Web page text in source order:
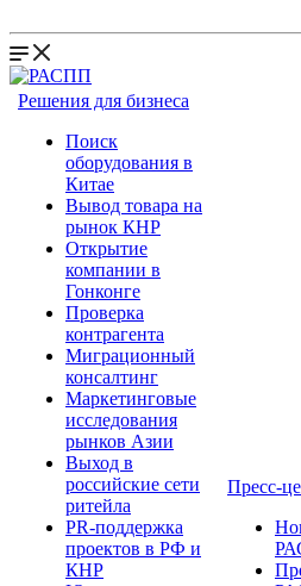
Решения для бизнеса
Поиск
оборудования в
Китае
Вывод товара на
рынок КНР
Открытие
компании в
Гонконге
Проверка
контрагента
Миграционный
консалтинг
Маркетинговые
исследования
рынков Азии
Выход в
российские сети
ритейла
PR-поддержка
проектов в РФ и
КНР
Пресс-